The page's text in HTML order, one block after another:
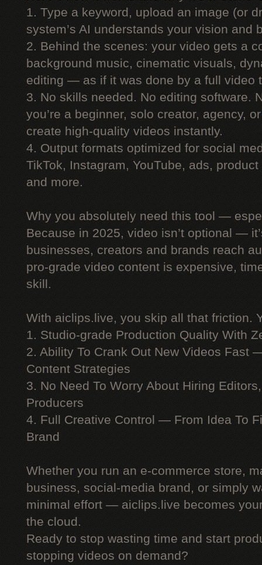
1. Type a keyword, upload an image (or
system’s AI understands your vision and
2. Behind the scenes: your video gets a
background music, cinematic visuals,
editing — as if it was done by a full video
3. No skills needed. No editing software.
you’re a beginner, solo creator, agency,
create high-quality videos instantly.
4. Output formats optimized for social
TikTok, Instagram, YouTube, ads,
and more.
Why you absolutely need this tool —
Because in 2025, video isn’t optional —
businesses, creators and brands reach
pro-grade video content is expensive,
skill.
With aiclips.live, you skip all that friction.
1. Studio-grade Production Quality With
2. Ability To Crank Out New Videos Fast
Content Strategies
3. No Need To Worry About Hiring
Producers
4. Full Creative Control — From Idea To
Brand
Whether you run an e-commerce store,
business, social-media brand, or simply
minimal effort — aiclips.live becomes
the cloud.
Ready to stop wasting time and start
stopping videos on demand?